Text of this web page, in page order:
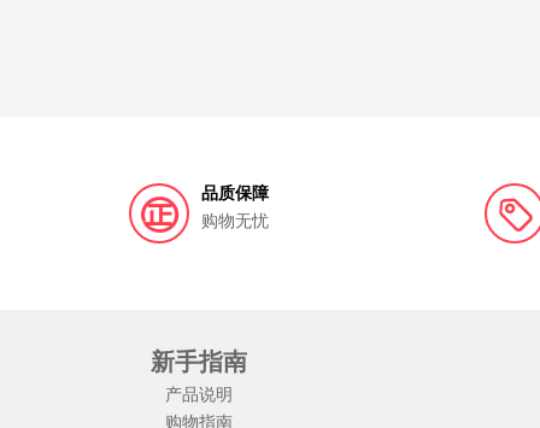
品质保障
购物无忧
新手指南
产品说明
购物指南